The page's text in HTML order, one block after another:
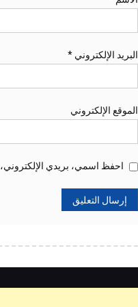
البريد الإلكتروني *
الموقع الإلكتروني
احفظ اسمي، بريدي الإلكتروني،